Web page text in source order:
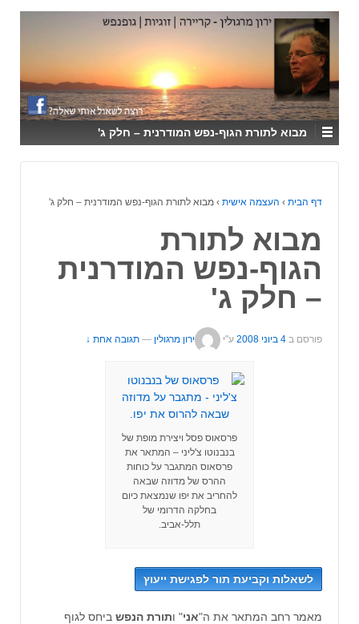
↓
SKIP
TO
MAIN
CONTENT
מבוא לתורת הגוף-נפש המודרנית – חלק ג'
דף הבית › העצמה אישית › מבוא לתורת הגוף-נפש המודרנית – חלק ג'
מבוא לתורת
הגוף-נפש המודרנית
– חלק ג'
פורסם ב 4 ביוני 2008 ע"י ירון מרגולין — תגובה אחת ↓
פרסאוס פסל ויצירת מופת של
בנבנוטו צ'ליני – המתאר את
פרסאוס המתגבר על כוחות
ההרס של מדוזה שבאה
להחריב את יפו שנמצאת כיום
בחלקה הדרומי של
תלל-אביב.
לשאלות וקביעת תור לפגישת ייעוץ
מאמר רחב המתאר את ה"אני" ותורת הנפש ביחס לגוף